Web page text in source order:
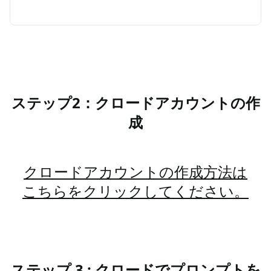
ステップ2：クロードアカウントの作
成
クロードアカウントの作成方法は
こちらをクリックしてください。